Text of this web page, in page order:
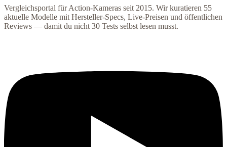
Vergleichsportal für Action-Kameras seit 2015. Wir kuratieren 55
aktuelle Modelle mit Hersteller-Specs, Live-Preisen und öffentlichen
Reviews — damit du nicht 30 Tests selbst lesen musst.